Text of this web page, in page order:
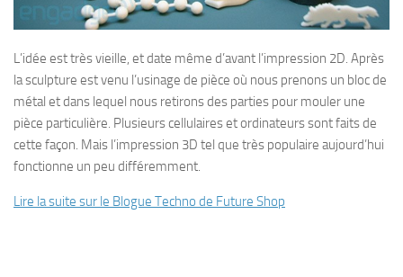
L’idée est très vieille, et date même d’avant l’impression 2D. Après
la sculpture est venu l’usinage de pièce où nous prenons un bloc de
métal et dans lequel nous retirons des parties pour mouler une
pièce particulière. Plusieurs cellulaires et ordinateurs sont faits de
cette façon. Mais l’impression 3D tel que très populaire aujourd’hui
fonctionne un peu différemment.
Lire la suite sur le Blogue Techno de Future Shop